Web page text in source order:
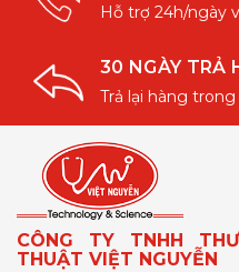
Hỗ trợ 24h/ngày
30 NGÀY TRẢ
Trả lại hàng
CÔNG TY TNHH
THUẬT VIỆT NGUYỄN